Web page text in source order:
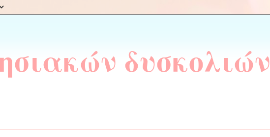
δυσκολιών